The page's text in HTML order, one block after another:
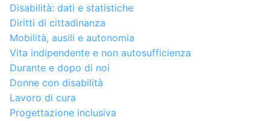
Disabilità: dati e statistiche
Diritti di cittadinanza
Mobilità, ausili e autonomia
Vita indipendente e non autosufficienza
Durante e dopo di noi
Donne con disabilità
Lavoro di cura
Progettazione inclusiva